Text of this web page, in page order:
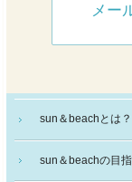
メー
sun＆beachとは？
sun＆beachの目